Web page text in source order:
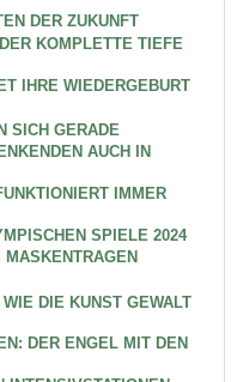
DER ZUKUNFT
KOMPLETTE TIEFE
IHRE WIEDERGEBURT
SICH GERADE
AUCH IN
IMMER
SPIELE 2024
MASKENTRAGEN
DIE KUNST GEWALT
DER ENGEL MIT DEN